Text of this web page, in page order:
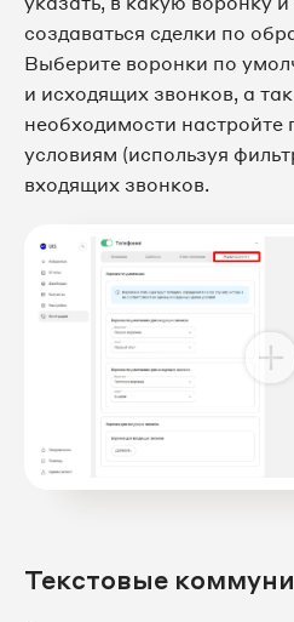
создаваться сделки по
Выберите воронки по
и исходящих звонков, а
необходимости настройте
условиям (используя
входящих звонков.
Текстовые